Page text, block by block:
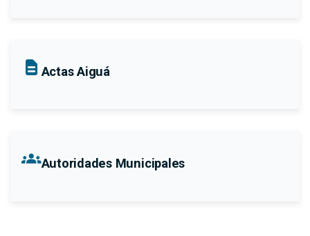
Actas Aiguá
groupsAutoridades Municipales